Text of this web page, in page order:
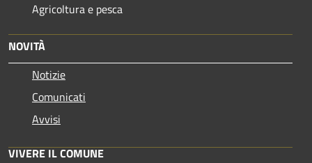
Agricoltura e pesca
NOVITÀ
Notizie
Comunicati
Avvisi
VIVERE IL COMUNE